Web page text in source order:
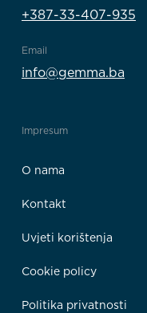
+387-33-407-935
Email
info@gemma.ba
Impresum
O nama
Kontakt
Uvjeti korištenja
Cookie policy
Politika privatnosti